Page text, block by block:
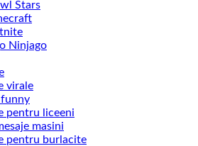
Stars
Ninjago
virale
funny
pentru liceeni
masini
pentru burlacite